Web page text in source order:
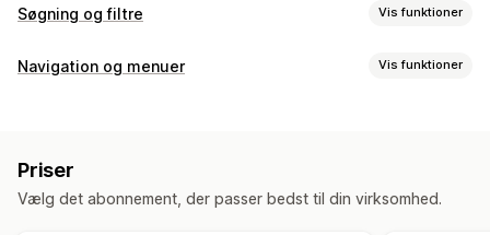
Søgning og filtre Vis funktioner
Søgefunktioner
Ekskluder resultater
Navigation og menuer Vis funktioner
Træk og slip-editor
Farve og skrifttype
Priser
Vælg det abonnement, der passer bedst til din virksomhed.